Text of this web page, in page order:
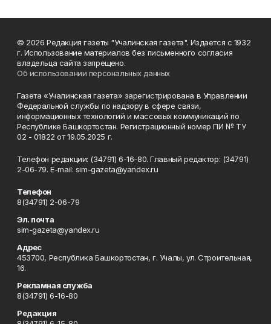
© 2026 Редакция газеты "Учалинская газета". Издается с 1932
г. Использование материалов без письменного согласия
владельца сайта запрещено.
Об использовании персональных данных
Газета «Учалинская газета» зарегистрирована в Управлении
Федеральной службы по надзору в сфере связи,
информационных технологий и массовых коммуникаций по
Республике Башкортостан. Регистрационный номер ПИ № ТУ
02 - 01822 от 19.05.2025 г.
Телефон редакции: (34791) 6-16-80. Главный редактор: (34791)
2-06-79. Е-mаil: sim-gazeta@yandex.ru
Телефон
8(34791) 2-06-79
Эл. почта
sim-gazeta@yandex.ru
Адрес
453700, Республика Башкортостан, г. Учалы, ул. Строительная,
16.
Рекламная служба
8(34791) 6-16-80
Редакция